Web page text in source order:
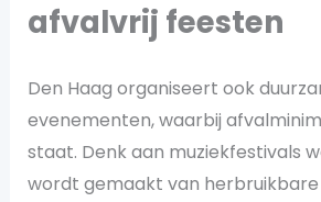
afvalvrij feesten
Den Haag organiseert ook
evenementen, waarbij
staat. Denk aan muziekfestivals
wordt gemaakt van